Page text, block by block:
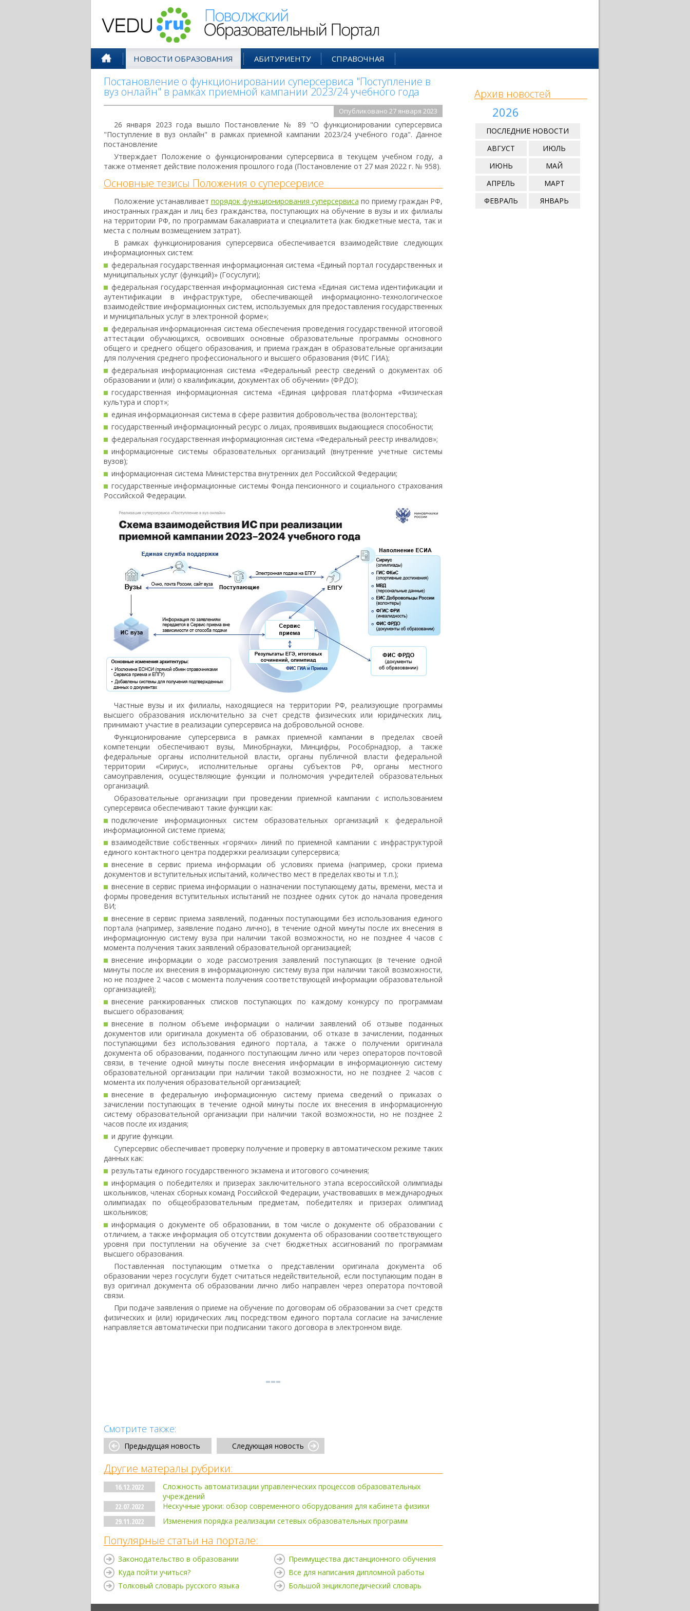
НОВОСТИ ОБРАЗОВАНИЯ АБИТУРИЕНТУ СПРАВОЧНАЯ
Постановление о функционировании суперсервиса "Поступление в
вуз онлайн" в рамках приемной кампании 2023/24 учебного года
Опубликовано 27 января 2023
26 января 2023 года вышло Постановление № 89 "О функционировании суперсервиса
"Поступление в вуз онлайн" в рамках приемной кампании 2023/24 учебного года". Данное
постановление
Утверждает Положение о функционировании суперсервиса в текущем учебном году, а
также отменяет действие положения прошлого года (Постановление от 27 мая 2022 г. № 958).
Основные тезисы Положения о суперсервисе
Положение устанавливает порядок функционирования суперсервиса по приему граждан РФ,
иностранных граждан и лиц без гражданства, поступающих на обучение в вузы и их филиалы
на территории РФ, по программам бакалавриата и специалитета (как бюджетные места, так и
места с полным возмещением затрат).
В рамках функционирования суперсервиса обеспечивается взаимодействие следующих
информационных систем:
федеральная государственная информационная система «Единый портал государственных и
муниципальных услуг (функций)» (Госуслуги);
федеральная государственная информационная система «Единая система идентификации и
аутентификации в инфраструктуре, обеспечивающей информационно-технологическое
взаимодействие информационных систем, используемых для предоставления государственных
и муниципальных услуг в электронной форме»;
федеральная информационная система обеспечения проведения государственной итоговой
аттестации обучающихся, освоивших основные образовательные программы основного
общего и среднего общего образования, и приема граждан в образовательные организации
для получения среднего профессионального и высшего образования (ФИС ГИА);
федеральная информационная система «Федеральный реестр сведений о документах об
образовании и (или) о квалификации, документах об обучении» (ФРДО);
государственная информационная система «Единая цифровая платформа «Физическая
культура и спорт»;
единая информационная система в сфере развития добровольчества (волонтерства);
государственный информационный ресурс о лицах, проявивших выдающиеся способности;
федеральная государственная информационная система «Федеральный реестр инвалидов»;
информационные системы образовательных организаций (внутренние учетные системы
вузов);
информационная система Министерства внутренних дел Российской Федерации;
государственные информационные системы Фонда пенсионного и социального страхования
Российской Федерации.
Частные вузы и их филиалы, находящиеся на территории РФ, реализующие программы
высшего образования исключительно за счет средств физических или юридических лиц,
принимают участие в реализации суперсервиса на добровольной основе.
Функционирование суперсервиса в рамках приемной кампании в пределах своей
компетенции обеспечивают вузы, Минобрнауки, Минцифры, Рособрнадзор, а также
федеральные органы исполнительной власти, органы публичной власти федеральной
территории «Сириус», исполнительные органы субъектов РФ, органы местного
самоуправления, осуществляющие функции и полномочия учредителей образовательных
организаций.
Образовательные организации при проведении приемной кампании с использованием
суперсервиса обеспечивают такие функции как:
подключение информационных систем образовательных организаций к федеральной
информационной системе приема;
взаимодействие собственных «горячих» линий по приемной кампании с инфраструктурой
единого контактного центра поддержки реализации суперсервиса;
внесение в сервис приема информации об условиях приема (например, сроки приема
документов и вступительных испытаний, количество мест в пределах квоты и т.п.);
внесение в сервис приема информации о назначении поступающему даты, времени, места и
формы проведения вступительных испытаний не позднее одних суток до начала проведения
ВИ;
внесение в сервис приема заявлений, поданных поступающими без использования единого
портала (например, заявление подано лично), в течение одной минуты после их внесения в
информационную систему вуза при наличии такой возможности, но не позднее 4 часов с
момента получения таких заявлений образовательной организацией;
внесение информации о ходе рассмотрения заявлений поступающих (в течение одной
минуты после их внесения в информационную систему вуза при наличии такой возможности,
но не позднее 2 часов с момента получения соответствующей информации образовательной
организацией);
внесение ранжированных списков поступающих по каждому конкурсу по программам
высшего образования;
внесение в полном объеме информации о наличии заявлений об отзыве поданных
документов или оригинала документа об образовании, об отказе в зачислении, поданных
поступающими без использования единого портала, а также о получении оригинала
документа об образовании, поданного поступающим лично или через операторов почтовой
связи, в течение одной минуты после внесения информации в информационную систему
образовательной организации при наличии такой возможности, но не позднее 2 часов с
момента их получения образовательной организацией;
внесение в федеральную информационную систему приема сведений о приказах о
зачислении поступающих в течение одной минуты после их внесения в информационную
систему образовательной организации при наличии такой возможности, но не позднее 2
часов после их издания;
и другие функции.
Суперсервис обеспечивает проверку получение и проверку в автоматическом режиме таких
данных как:
результаты единого государственного экзамена и итогового сочинения;
информация о победителях и призерах заключительного этапа всероссийской олимпиады
школьников, членах сборных команд Российской Федерации, участвовавших в международных
олимпиадах по общеобразовательным предметам, победителях и призерах олимпиад
школьников;
информация о документе об образовании, в том числе о документе об образовании с
отличием, а также информация об отсутствии документа об образовании соответствующего
уровня при поступлении на обучение за счет бюджетных ассигнований по программам
высшего образования.
Поставленная поступающим отметка о представлении оригинала документа об
образовании через госуслуги будет считаться недействительной, если поступающим подан в
вуз оригинал документа об образовании лично либо направлен через оператора почтовой
связи.
При подаче заявления о приеме на обучение по договорам об образовании за счет средств
физических и (или) юридических лиц посредством единого портала согласие на зачисление
направляется автоматически при подписании такого договора в электронном виде.
Смотрите также:
Предыдущая новость Следующая новость
Другие матералы рубрики:
16.12.2022
Сложность автоматизации управленческих процессов образовательных
учреждений
22.07.2022
Нескучные уроки: обзор современного оборудования для кабинета физики
29.11.2022
Изменения порядка реализации сетевых образовательных программ
Популярные статьи на портале:
Законодательство в образовании
Куда пойти учиться?
Толковый словарь русского языка
Преимущества дистанционного обучения
Все для написания дипломной работы
Большой энциклопедический словарь
Архив новостей
2026
ПОСЛЕДНИЕ НОВОСТИ
АВГУСТ
ИЮЛЬ
ИЮНЬ
МАЙ
АПРЕЛЬ
МАРТ
ФЕВРАЛЬ
ЯНВАРЬ